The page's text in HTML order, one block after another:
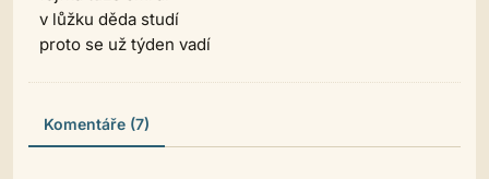
v lůžku děda studí
proto se už týden vadí
Komentáře (7)